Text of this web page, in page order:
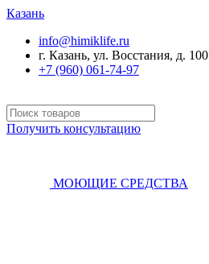
Казань
info@himiklife.ru
г. Казань, ул. Восстания, д. 100
+7 (960) 061-74-97
Получить консультацию
МОЮЩИЕ СРЕДСТВА